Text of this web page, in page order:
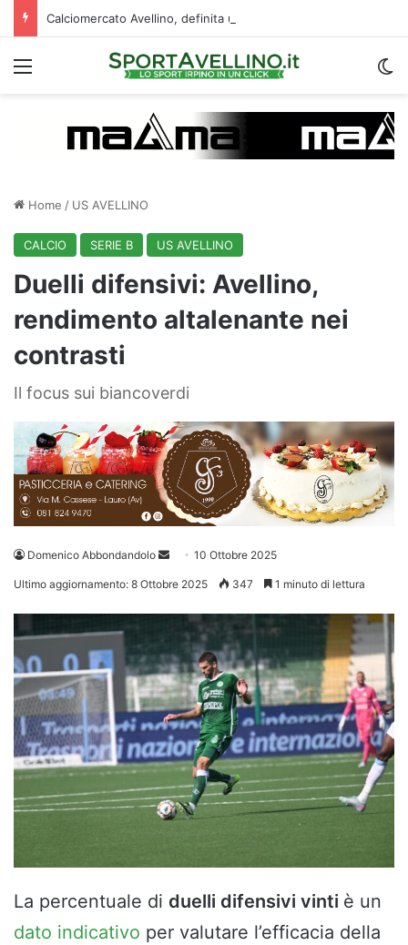
Menu
Home / US AVELLINO
CALCIO SERIE B US AVELLINO
Duelli difensivi: Avellino,
rendimento altalenante nei
contrasti
Il focus sui biancoverdi
Domenico Abbondandolo
Invia 10 Ottobre 2025
Ultimo aggiornamento: 8 Ottobre 2025 347 1 minuto di lettura
La percentuale di duelli difensivi vinti è un
dato indicativo per valutare l’efficacia della